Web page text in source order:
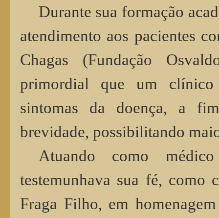
Durante sua formação
atendimento aos pacientes
Chagas (Fundação
primordial que um clínico
sintomas da doença, a
brevidade, possibilitando
Atuando como
testemunhava sua fé, como
Fraga Filho, em